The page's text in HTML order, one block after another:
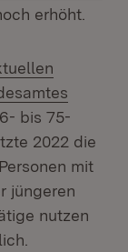
erhöht.
bis 75-
2022 die
mit
jüngeren
nutzen